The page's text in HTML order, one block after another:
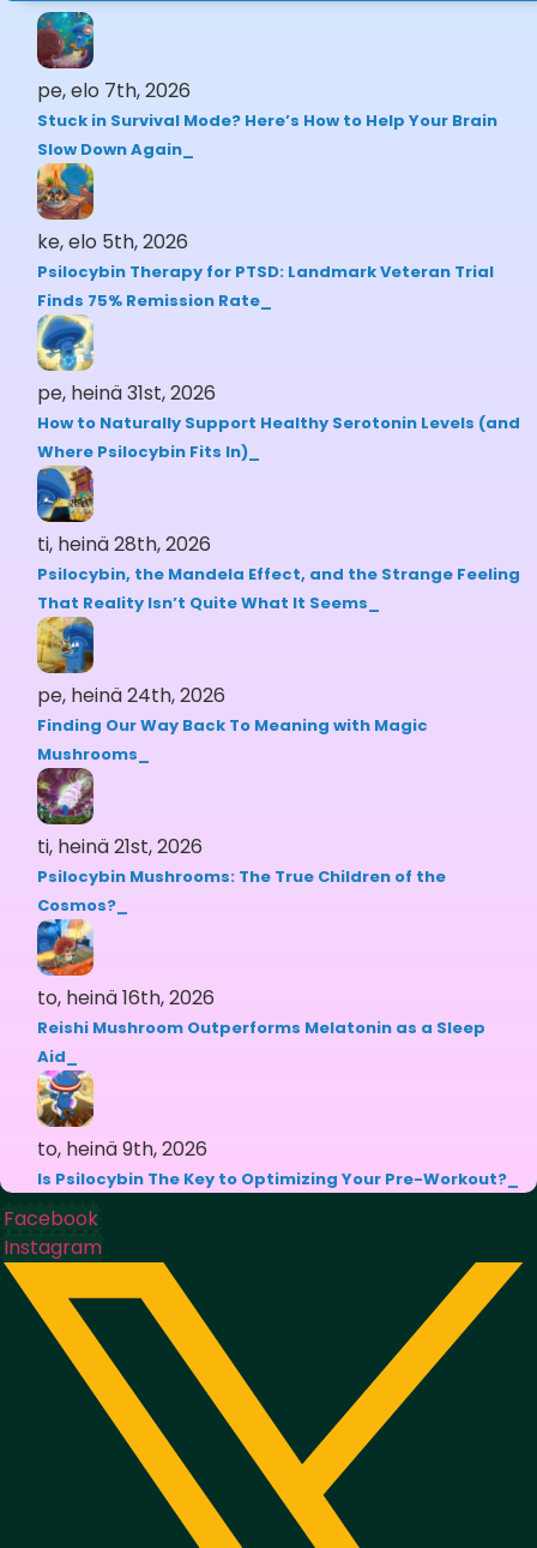
pe, elo 7th, 2026
Stuck in Survival Mode? Here’s How to Help Your Brain
Slow Down Again
ke, elo 5th, 2026
Psilocybin Therapy for PTSD: Landmark Veteran Trial
Finds 75% Remission Rate
pe, heinä 31st, 2026
How to Naturally Support Healthy Serotonin Levels (and
Where Psilocybin Fits In)
ti, heinä 28th, 2026
Psilocybin, the Mandela Effect, and the Strange Feeling
That Reality Isn’t Quite What It Seems
pe, heinä 24th, 2026
Finding Our Way Back To Meaning with Magic
Mushrooms
ti, heinä 21st, 2026
Psilocybin Mushrooms: The True Children of the
Cosmos?
to, heinä 16th, 2026
Reishi Mushroom Outperforms Melatonin as a Sleep
Aid
to, heinä 9th, 2026
Is Psilocybin The Key to Optimizing Your Pre-Workout?
Facebook
Instagram